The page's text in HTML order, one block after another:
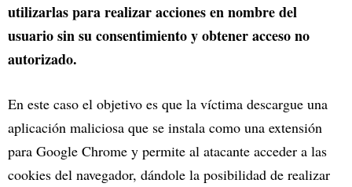
utilizarlas para realizar acciones en nombre del
usuario sin su consentimiento y obtener acceso no
autorizado.
En este caso el objetivo es que la víctima descargue una
aplicación maliciosa que se instala como una extensión
para Google Chrome y permite al atacante acceder a las
cookies del navegador, dándole la posibilidad de realizar